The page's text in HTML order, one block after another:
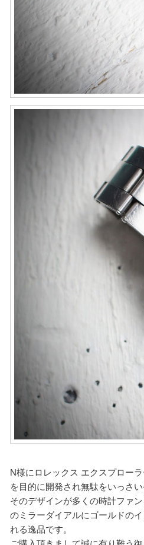
N様にロレックス エクスプロー
を目的に開発され無駄をいっさ
そのデザインが多くの時計ファ
のミラーダイアルにゴールドの
れる逸品です。